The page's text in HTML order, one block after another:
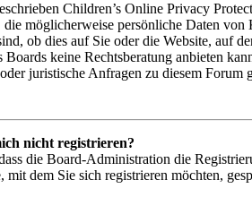
Children’s Online Privacy
die möglicherweise persönliche Daten
ob dies auf Sie oder die Website, auf
Boards keine Rechtsberatung anbieten
juristische Anfragen zu diesem Forum
nicht registrieren?
die Board-Administration die
mit dem Sie sich registrieren möchten,